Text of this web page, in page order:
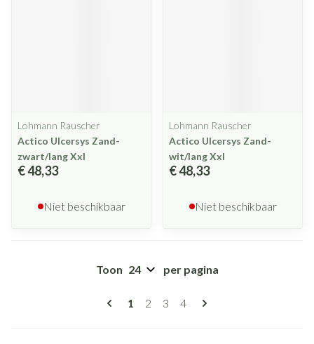
Lohmann Rauscher
Actico Ulcersys Zand-
zwart/lang Xxl
€ 48,33
Niet beschikbaar
Lohmann Rauscher
Actico Ulcersys Zand-
wit/lang Xxl
€ 48,33
Niet beschikbaar
Pagina's
U lees momenteel pagina
1 Pagina
2 Pagina
3 Pagina
4
Toon per pagina